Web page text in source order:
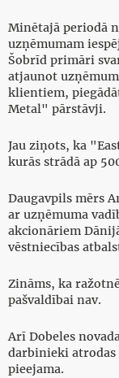
Minētajā periodā
uzņēmumam
Šobrīd primāri
atjaunot
klientiem,
Metal" pārstāvji.
Jau ziņots, ka
kurās strādā ap
Daugavpils mērs
ar uzņēmuma
akcionāriem
vēstniecības
Zināms, ka
pašvaldībai nav.
Arī Dobeles
darbinieki atrodas
pieejama.